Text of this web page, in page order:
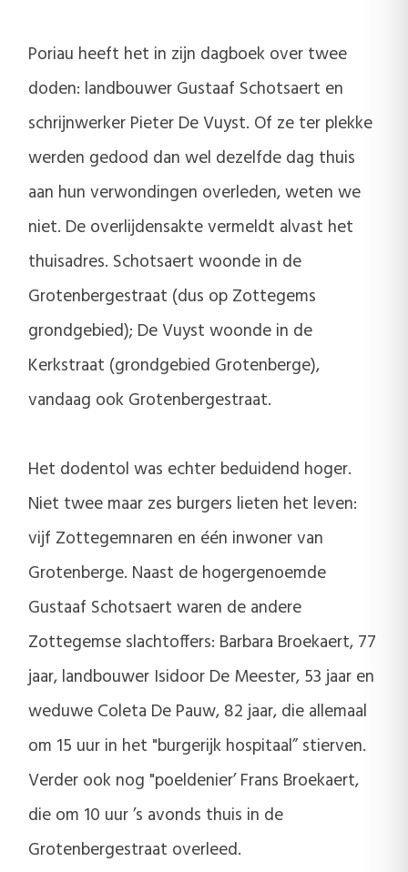
Poriau heeft het in zijn dagboek over twee
doden: landbouwer Gustaaf Schotsaert en
schrijnwerker Pieter De Vuyst. Of ze ter plekke
werden gedood dan wel dezelfde dag thuis
aan hun verwondingen overleden, weten we
niet. De overlijdensakte vermeldt alvast het
thuisadres. Schotsaert woonde in de
Grotenbergestraat (dus op Zottegems
grondgebied); De Vuyst woonde in de
Kerkstraat (grondgebied Grotenberge),
vandaag ook Grotenbergestraat.
Het dodentol was echter beduidend hoger.
Niet twee maar zes burgers lieten het leven:
vijf Zottegemnaren en één inwoner van
Grotenberge. Naast de hogergenoemde
Gustaaf Schotsaert waren de andere
Zottegemse slachtoffers: Barbara Broekaert, 77
jaar, landbouwer Isidoor De Meester, 53 jaar en
weduwe Coleta De Pauw, 82 jaar, die allemaal
om 15 uur in het "burgerijk hospitaal” stierven.
Verder ook nog "poeldenier’ Frans Broekaert,
die om 10 uur ’s avonds thuis in de
Grotenbergestraat overleed.